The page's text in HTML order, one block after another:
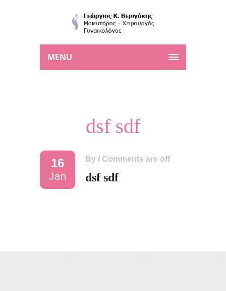
MENU
dsf sdf
16
Jan
By / Comments are off
dsf sdf